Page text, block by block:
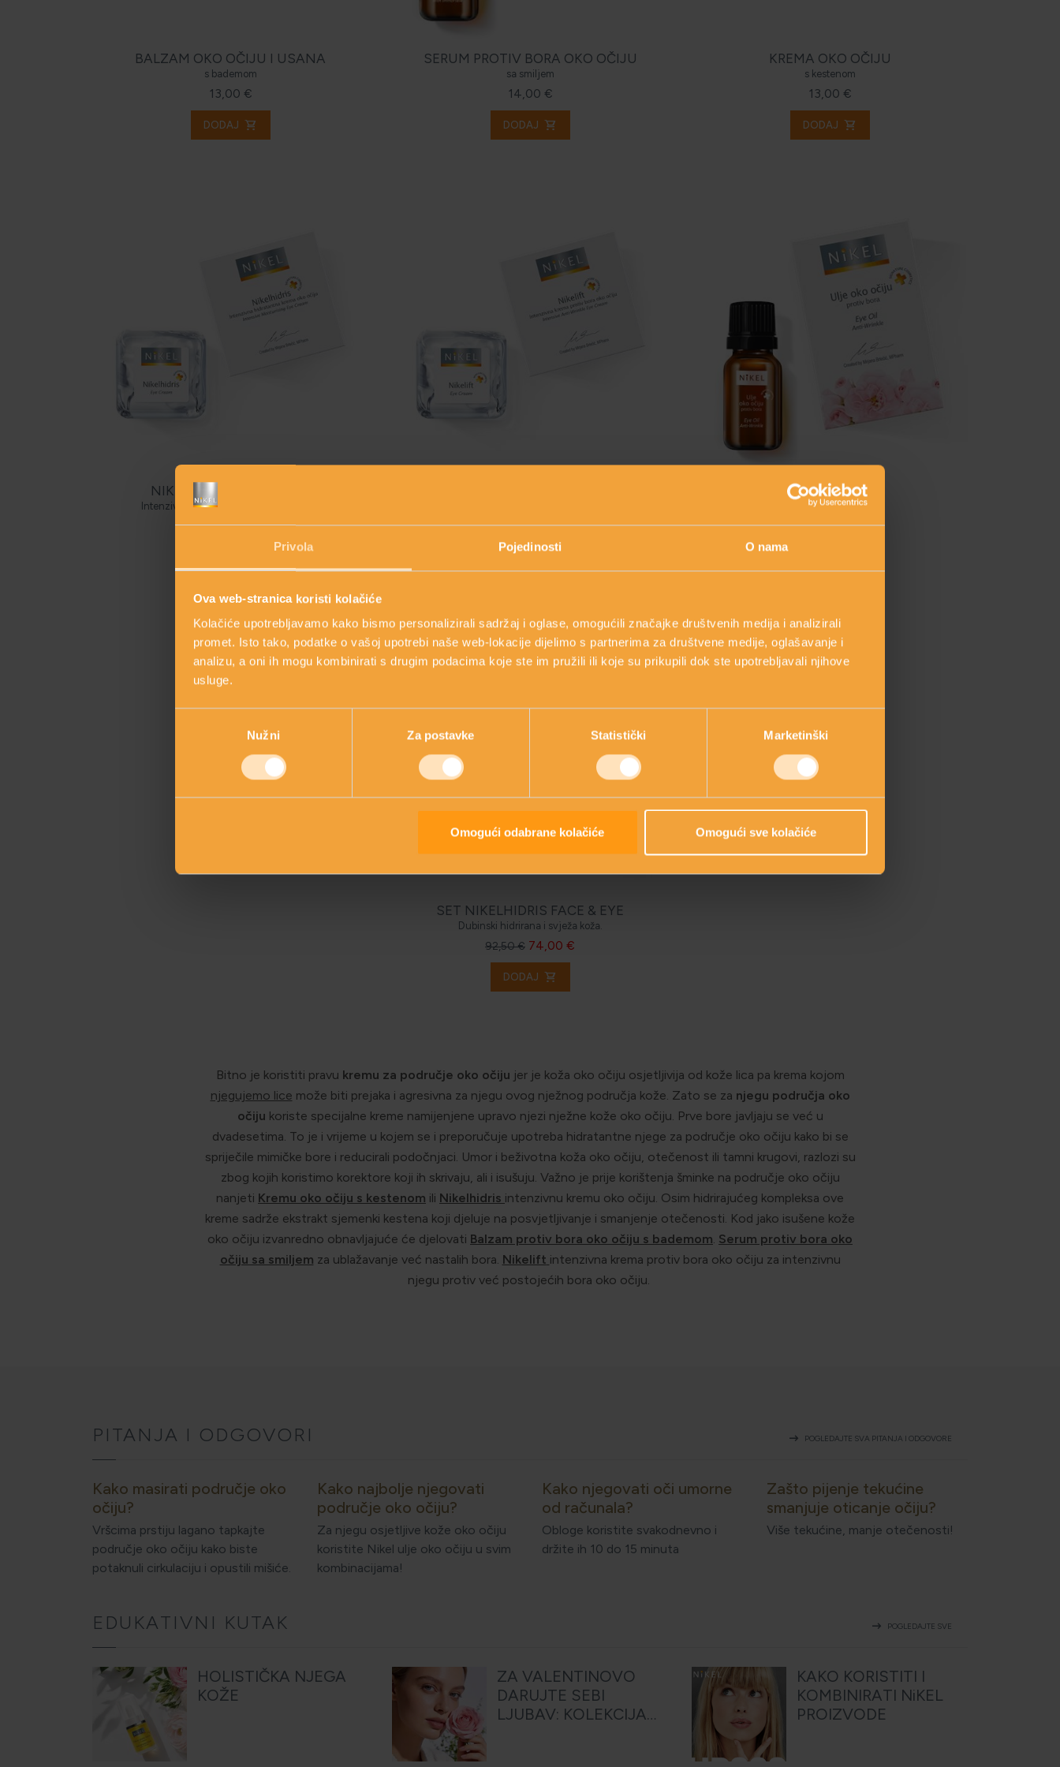
Privola Pojedinosti O nama
Ova web-stranica koristi kolačiće
Kolačiće upotrebljavamo kako bismo personalizirali sadržaj i oglase, omogućili značajke društvenih medija i analizirali
promet. Isto tako, podatke o vašoj upotrebi naše web-lokacije dijelimo s partnerima za društvene medije, oglašavanje i
analizu, a oni ih mogu kombinirati s drugim podacima koje ste im pružili ili koje su prikupili dok ste upotrebljavali njihove
usluge.
Nužni Za postavke Statistički Marketinški
Omogući odabrane kolačiće Omogući sve kolačiće
BALZAM OKO OČIJU I USANA
s bademom
13,00 €
DODAJ shopping_cart
SERUM PROTIV BORA OKO OČIJU
sa smiljem
14,00 €
DODAJ shopping_cart
KREMA OKO OČIJU
s kestenom
13,00 €
DODAJ shopping_cart
NIKELHIDRIS OKO OČIJU
Intenzivna hidratantna krema oko očiju
39,50 € 39,50 €
DODAJ
ULJE OKO OČIJU
protiv bora
13,00 €
SET NIKELHIDRIS FACE & EYE
Dubinski hidrirana i svježa koža.
92,50 € 74,00 €
DODAJ shopping_cart
Bitno je koristiti pravu kremu za područje oko očiju jer je koža oko očiju osjetljivija od kože lica pa krema kojom
njegujemo lice može biti prejaka i agresivna za njegu ovog nježnog područja kože. Zato se za njegu područja oko
očiju koriste specijalne kreme namijenjene upravo njezi nježne kože oko očiju. Prve bore javljaju se već u
dvadesetima. To je i vrijeme u kojem se i preporučuje upotreba hidratantne njege za područje oko očiju kako bi se
spriječile mimičke bore i reducirali podočnjaci. Umor i beživotna koža oko očiju, otečenost ili tamni krugovi, razlozi su
zbog kojih koristimo korektore koji ih skrivaju, ali i isušuju. Važno je prije korištenja šminke na područje oko očiju
nanjeti Kremu oko očiju s kestenom ili Nikelhidris intenzivnu kremu oko očiju. Osim hidrirajućeg kompleksa ove
kreme sadrže ekstrakt sjemenki kestena koji djeluje na posvjetljivanje i smanjenje otečenosti. Kod jako isušene kože
oko očiju izvanredno obnavljajuće će djelovati Balzam protiv bora oko očiju s bademom. Serum protiv bora oko
očiju sa smiljem za ublažavanje već nastalih bora. Nikelift intenzivna krema protiv bora oko očiju za intenzivnu
njegu protiv već postojećih bora oko očiju.
PITANJA I ODGOVORI arrow_right_alt POGLEDAJTE SVA PITANJA I ODGOVORE
Kako masirati područje oko
očiju?
Vršcima prstiju lagano tapkajte
područje oko očiju kako biste
potaknuli cirkulaciju i opustili mišiće.
Kako najbolje njegovati
područje oko očiju?
Za njegu osjetljive kože oko očiju
koristite Nikel ulje oko očiju u svim
kombinacijama!
Kako njegovati oči umorne
od računala?
Obloge koristite svakodnevno i
držite ih 10 do 15 minuta
Zašto pijenje tekućine
smanjuje oticanje očiju?
Više tekućine, manje otečenosti!
EDUKATIVNI KUTAK arrow_right_alt POGLEDAJTE SVE
HOLISTIČKA NJEGA
KOŽE
ZA VALENTINOVO
DARUJTE SEBI
LJUBAV: KOLEKCIJA
KAKO KORISTITI I
KOMBINIRATI NiKEL
PROIZVODE